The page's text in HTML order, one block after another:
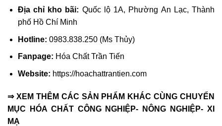
Địa chỉ kho bãi: Quốc lộ 1A, Phường An Lạc, Thành
phố Hồ Chí Minh
Hotline: 0983.838.250 (Ms Thủy)
Fanpage: Hóa Chất Trần Tiến
Website: https://hoachattrantien.com
⇒ XEM THÊM CÁC SẢN PHẨM KHÁC CÙNG CHUYỂN
MỤC HÓA CHẤT CÔNG NGHIỆP- NÔNG NGHIỆP- XI
MẠ